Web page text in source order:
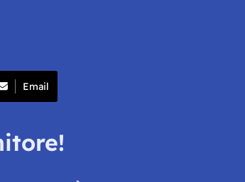
Email